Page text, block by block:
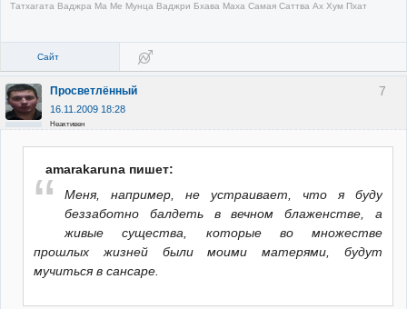
Татхагата Ваджра Ма Ме Мунца Ваджри Бхава Маха Самая Саттва Ах Хум Пхат
Сайт
7
Просветлённый
16.11.2009 18:28
Неактивен
amarakaruna пишет:
Меня, например, не устраивает, что я буду
беззаботно балдеть в вечном блаженстве, а
живые существа, которые во множестве
прошлых жизней были моими матерями, будут
мучиться в сансаре.